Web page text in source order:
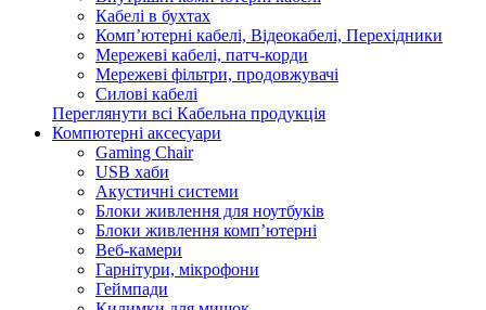
Кабелі в бухтах
Комп’ютерні кабелі, Відеокабелі, Перехідники
Мережеві кабелі, патч-корди
Мережеві фільтри, продовжувачі
Силові кабелі
Переглянути всі Кабельна продукція
Компютерні аксесуари
Gaming Chair
USB хаби
Акустичні системи
Блоки живлення для ноутбуків
Блоки живлення комп’ютерні
Веб-камери
Гарнітури, мікрофони
Геймпади